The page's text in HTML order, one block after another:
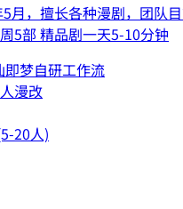
月，擅长各种漫剧，团队
5部 精品剧一天5-10分钟
即梦自研工作流
漫改
20人)